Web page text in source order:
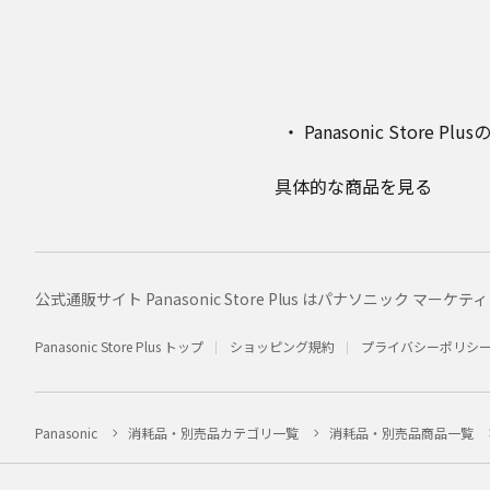
Panasonic Store Plus
具体的な商品を見る
公式通販サイト Panasonic Store Plus はパナソニック マーケテ
Panasonic Store Plus トップ ショッピング規約 プライバシーポリシー
Panasonic 消耗品・別売品カテゴリ一覧 消耗品・別売品商品一覧